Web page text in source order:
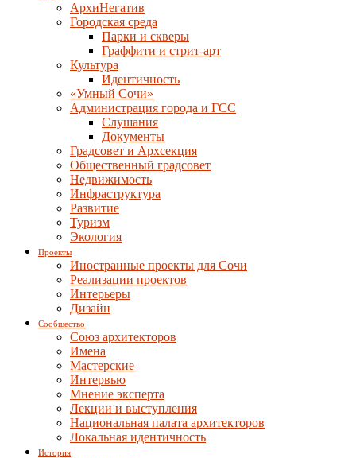
АрхиНегатив
Городская среда
Парки и скверы
Граффити и стрит-арт
Культура
Идентичность
«Умный Сочи»
Администрация города и ГСС
Слушания
Документы
Градсовет и Архсекция
Общественный градсовет
Недвижимость
Инфраструктура
Развитие
Туризм
Экология
Проекты
Иностранные проекты для Сочи
Реализации проектов
Интерьеры
Дизайн
Сообщество
Союз архитекторов
Имена
Мастерские
Интервью
Мнение эксперта
Лекции и выступления
Национальная палата архитекторов
Локальная идентичность
История